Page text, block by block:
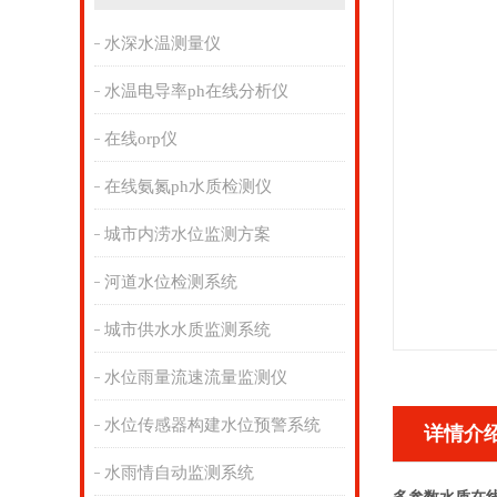
水深水温测量仪
水温电导率ph在线分析仪
在线orp仪
在线氨氮ph水质检测仪
城市内涝水位监测方案
河道水位检测系统
城市供水水质监测系统
水位雨量流速流量监测仪
水位传感器构建水位预警系统
水雨情自动监测系统
详情介